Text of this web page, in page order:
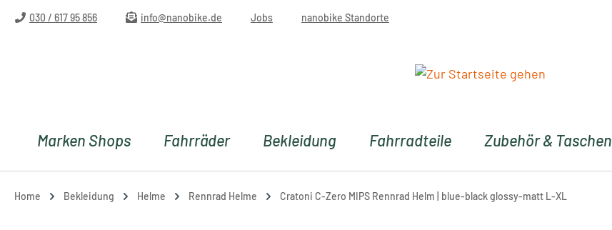
Hauptinhalt springen
Zur Suche springen
Zur Hauptnavigation springen
030 / 617 95 856 info@nanobike.de Jobs nanobike Standorte
Marken Shops Fahrräder Bekleidung Fahrradteile Zubehör & Taschen
Home Bekleidung Helme Rennrad Helme Cratoni C-Zero MIPS Rennrad Helm | blue-black glossy-matt L-XL